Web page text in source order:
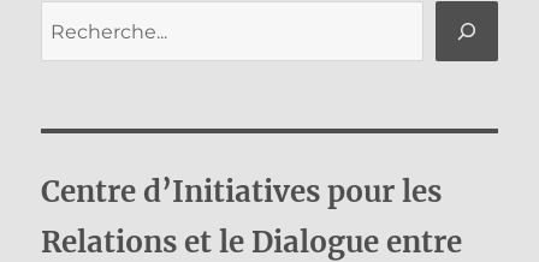
Centre d’Initiatives pour les
Relations et le Dialogue entre